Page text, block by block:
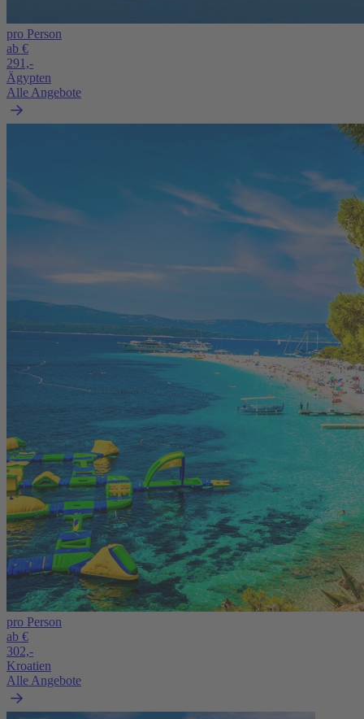
pro Person
ab €
291,-
Ägypten
Alle Angebote
pro Person
ab €
302,-
Kroatien
Alle Angebote